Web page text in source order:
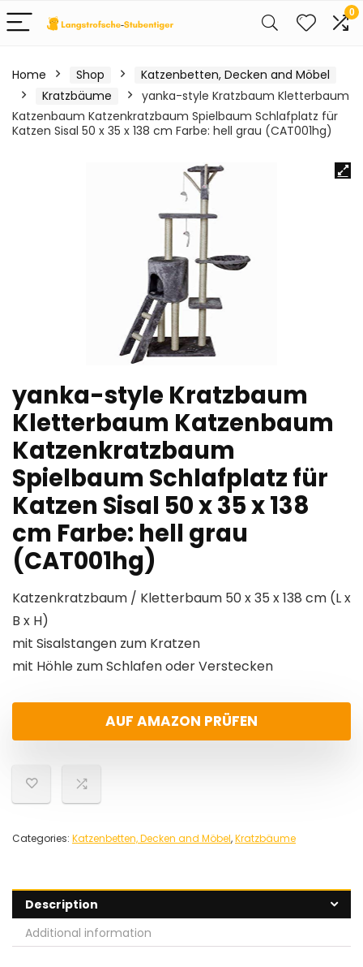
0
Home Shop
Katzenbetten, Decken and Möbel
Kratzbäume
yanka-style Kratzbaum Kletterbaum
Katzenbaum Katzenkratzbaum Spielbaum Schlafplatz für
Katzen Sisal 50 x 35 x 138 cm Farbe: hell grau (CAT001hg)
yanka-style Kratzbaum
Kletterbaum Katzenbaum
Katzenkratzbaum
Spielbaum Schlafplatz für
Katzen Sisal 50 x 35 x 138
cm Farbe: hell grau
(CAT001hg)
Katzenkratzbaum / Kletterbaum 50 x 35 x 138 cm (L x
B x H)
mit Sisalstangen zum Kratzen
mit Höhle zum Schlafen oder Verstecken
AUF AMAZON PRÜFEN
Categories: Katzenbetten, Decken and Möbel,Kratzbäume
Description
Additional information